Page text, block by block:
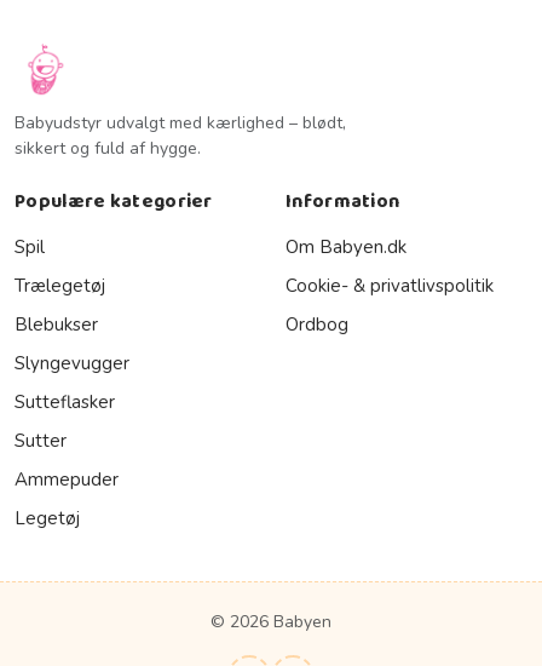
Babyudstyr udvalgt med kærlighed – blødt,
sikkert og fuld af hygge.
Populære kategorier
Spil
Trælegetøj
Blebukser
Slyngevugger
Sutteflasker
Sutter
Ammepuder
Legetøj
Information
Om Babyen.dk
Cookie- & privatlivspolitik
Ordbog
© 2026 Babyen